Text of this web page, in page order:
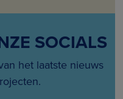
SOCIALS
het laatste nieuws